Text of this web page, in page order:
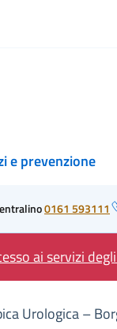
e prevenzione
0161 593111
ai servizi
Urologica –